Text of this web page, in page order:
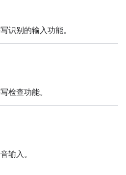
识别的输入功能。
检查功能。
输入。